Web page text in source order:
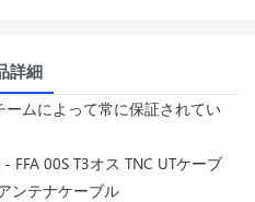
詳細
ムによって常に保証されてい
FFA 00S T3オス TNC UTケーブ
ンテナケーブル